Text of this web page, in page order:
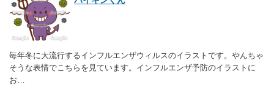
毎年冬に大流行するインフルエンザウィルスのイラストです。やんちゃ
そうな表情でこちらを見ています。インフルエンザ予防のイラストに
お…